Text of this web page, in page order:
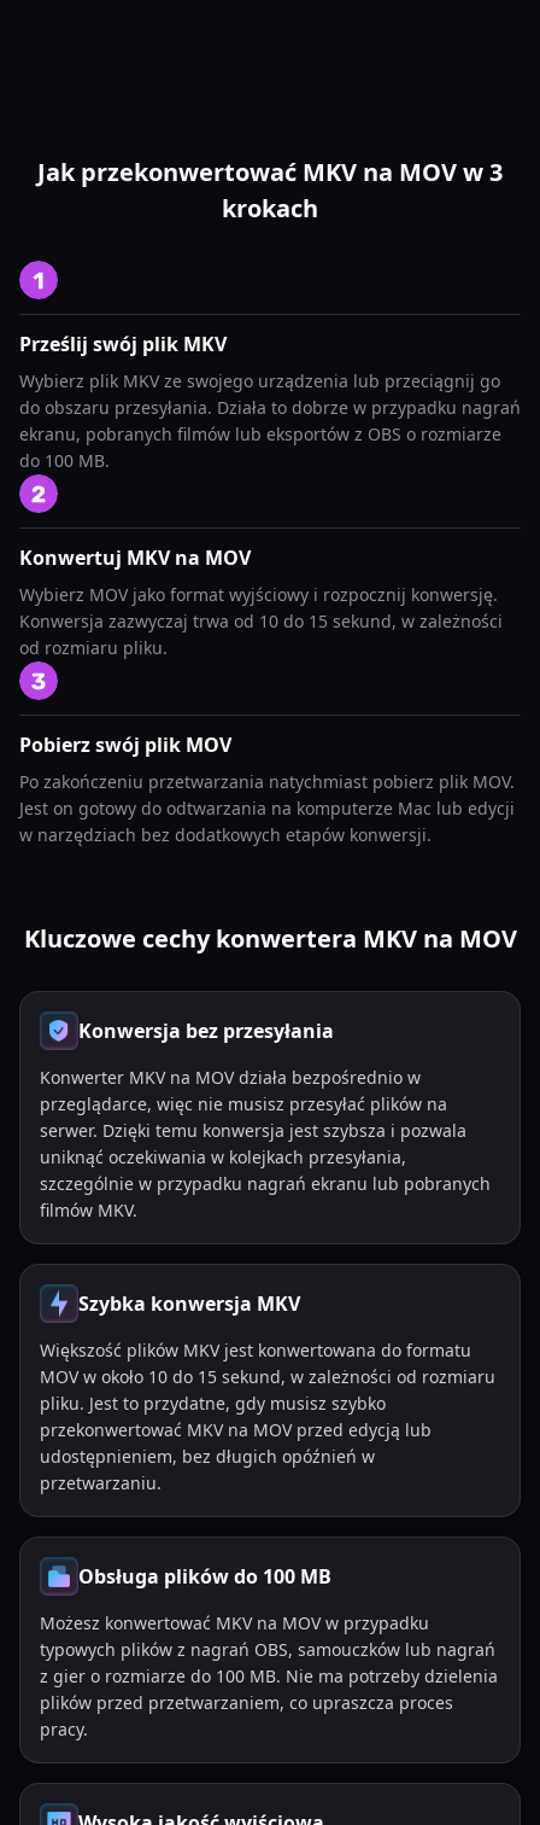
Jak przekonwertować MKV na MOV w 3
krokach
Prześlij swój plik MKV
Wybierz plik MKV ze swojego urządzenia lub przeciągnij go
do obszaru przesyłania. Działa to dobrze w przypadku nagrań
ekranu, pobranych filmów lub eksportów z OBS o rozmiarze
do 100 MB.
Konwertuj MKV na MOV
Wybierz MOV jako format wyjściowy i rozpocznij konwersję.
Konwersja zazwyczaj trwa od 10 do 15 sekund, w zależności
od rozmiaru pliku.
Pobierz swój plik MOV
Po zakończeniu przetwarzania natychmiast pobierz plik MOV.
Jest on gotowy do odtwarzania na komputerze Mac lub edycji
w narzędziach bez dodatkowych etapów konwersji.
Kluczowe cechy konwertera MKV na MOV
Konwersja bez przesyłania
Konwerter MKV na MOV działa bezpośrednio w
przeglądarce, więc nie musisz przesyłać plików na
serwer. Dzięki temu konwersja jest szybsza i pozwala
uniknąć oczekiwania w kolejkach przesyłania,
szczególnie w przypadku nagrań ekranu lub pobranych
filmów MKV.
Szybka konwersja MKV
Większość plików MKV jest konwertowana do formatu
MOV w około 10 do 15 sekund, w zależności od rozmiaru
pliku. Jest to przydatne, gdy musisz szybko
przekonwertować MKV na MOV przed edycją lub
udostępnieniem, bez długich opóźnień w
przetwarzaniu.
Obsługa plików do 100 MB
Możesz konwertować MKV na MOV w przypadku
typowych plików z nagrań OBS, samouczków lub nagrań
z gier o rozmiarze do 100 MB. Nie ma potrzeby dzielenia
plików przed przetwarzaniem, co upraszcza proces
pracy.